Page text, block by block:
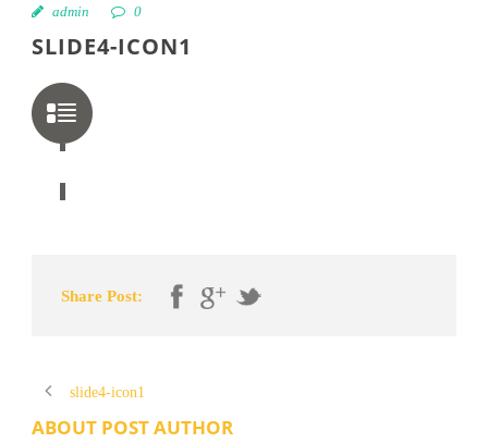
admin 0
SLIDE4-ICON1
Share Post:
slide4-icon1
ABOUT POST AUTHOR